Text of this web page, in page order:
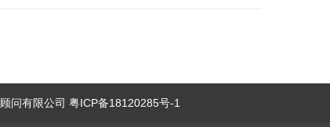
问有限公司 粤ICP备18120285号-1